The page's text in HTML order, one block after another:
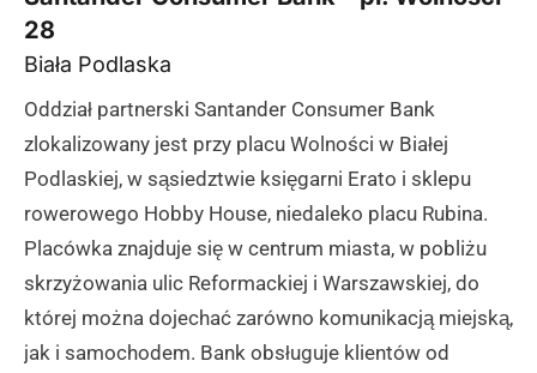
28
Biała Podlaska
Oddział partnerski Santander Consumer Bank
zlokalizowany jest przy placu Wolności w Białej
Podlaskiej, w sąsiedztwie księgarni Erato i sklepu
rowerowego Hobby House, niedaleko placu Rubina.
Placówka znajduje się w centrum miasta, w pobliżu
skrzyżowania ulic Reformackiej i Warszawskiej, do
której można dojechać zarówno komunikacją miejską,
jak i samochodem. Bank obsługuje klientów od